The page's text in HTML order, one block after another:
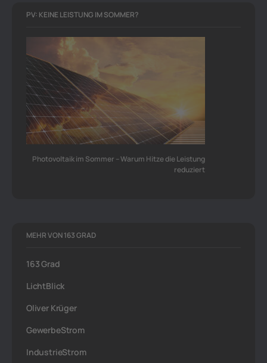
PV: KEINE LEISTUNG IM SOMMER?
Photovoltaik im Sommer – Warum Hitze die Leistung
reduziert
MEHR VON 163 GRAD
163 Grad
LichtBlick
Oliver Krüger
GewerbeStrom
IndustrieStrom